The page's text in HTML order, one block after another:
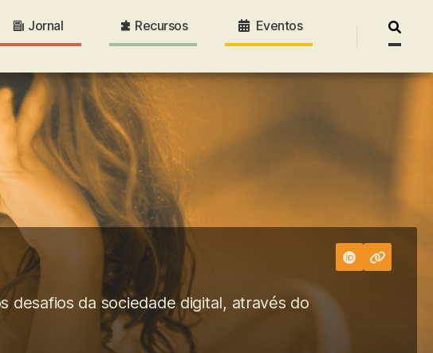
Jornal Recursos Eventos
por:
desafios da sociedade digital, através do